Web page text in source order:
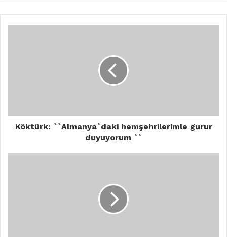
Köktürk: ``Almanya`daki hemşehrilerimle gurur
duyuyorum ``